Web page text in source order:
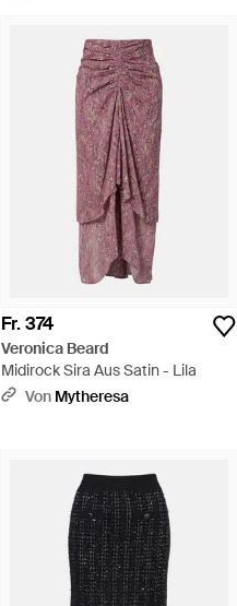
Fr. 374
Veronica Beard
Midirock Sira Aus Satin - Lila
Von Mytheresa